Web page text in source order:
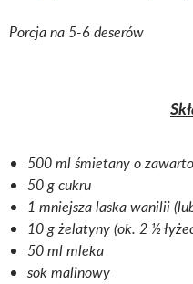
Porcja na 5-6 deserów
500 ml śmietany o
50 g cukru
1 mniejsza laska wanilii
10 g żelatyny (ok. 2 ½
50 ml mleka
sok malinowy